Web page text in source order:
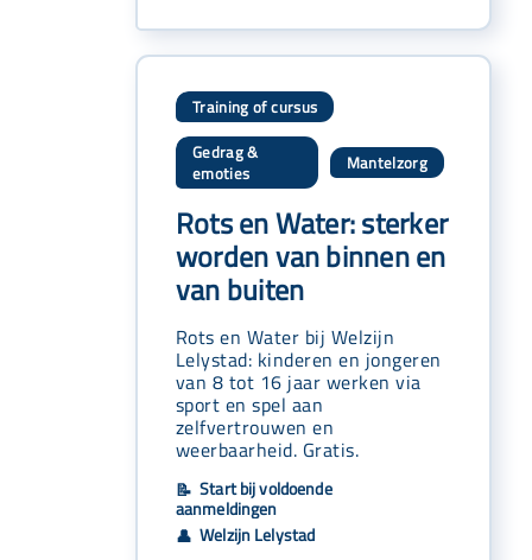
Training of cursus
Gedrag &
emoties
Mantelzorg
Rots en Water: sterker
worden van binnen en
van buiten
Rots en Water bij Welzijn
Lelystad: kinderen en jongeren
van 8 tot 16 jaar werken via
sport en spel aan
zelfvertrouwen en
weerbaarheid. Gratis.
📝 Start bij voldoende
aanmeldingen
👤 Welzijn Lelystad